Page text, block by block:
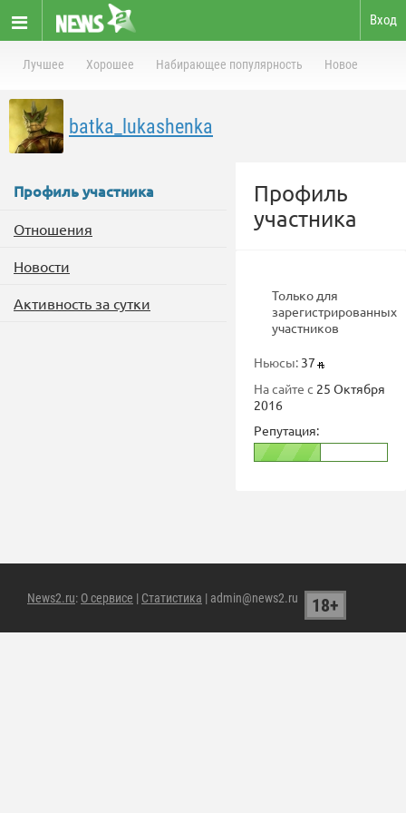
Вход
Лучшее Хорошее Набирающее популярность Новое
batka_lukashenka
Профиль участника
Отношения
Новости
Активность за сутки
Профиль
участника
Только для
зарегистрированных
участников
Ньюсы: 37
На сайте с 25 Октября
2016
Репутация:
News2.ru: О сервисе | Статистика | admin@news2.ru 18+